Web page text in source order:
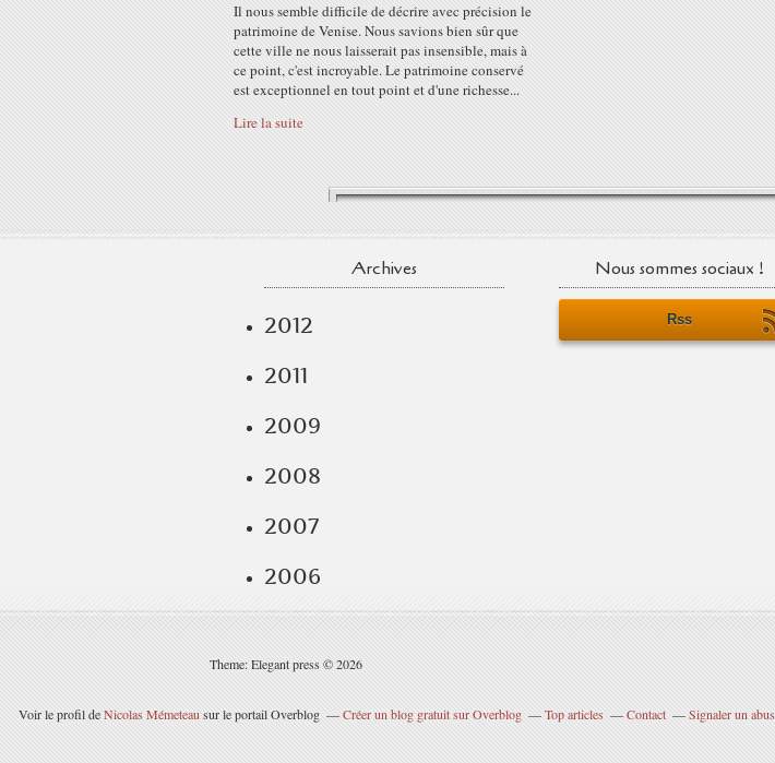
Il nous semble difficile de décrire avec précision le
patrimoine de Venise. Nous savions bien sûr que
cette ville ne nous laisserait pas insensible, mais à
ce point, c'est incroyable. Le patrimoine conservé
est exceptionnel en tout point et d'une richesse...
Lire la suite
Archives
2012
2011
2009
2008
2007
2006
Nous sommes sociaux !
Rss
Theme: Elegant press © 2026
Voir le profil deNicolas Mémeteau sur le portail Overblog Créer un blog gratuit sur Overblog Top articles Contact Signaler un abus